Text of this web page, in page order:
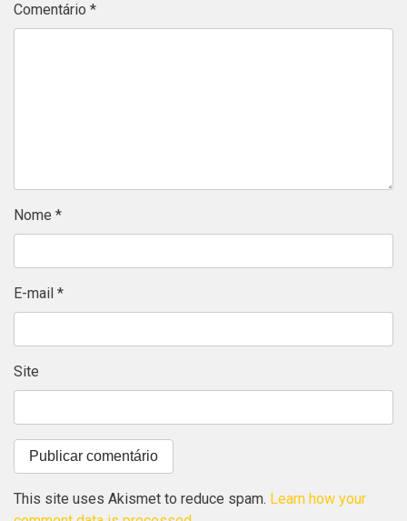
Comentário *
Nome *
E-mail *
Site
This site uses Akismet to reduce spam. Learn how your